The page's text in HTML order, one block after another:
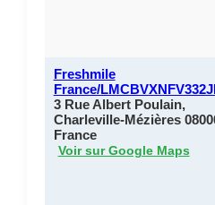
Freshmile
France/
3 Rue Albert Poulain,
Charleville-Mézières
France
Voir sur Google Maps